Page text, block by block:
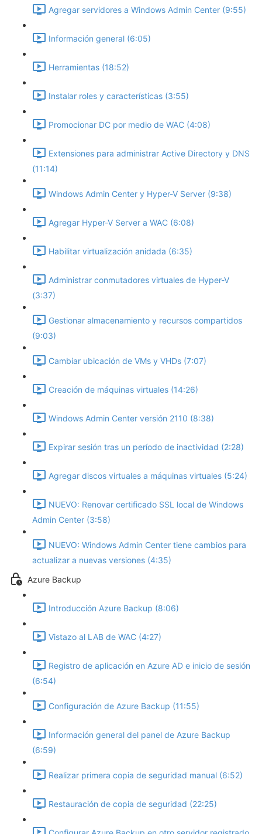
Agregar servidores a Windows Admin Center (9:55)
Información general (6:05)
Herramientas (18:52)
Instalar roles y características (3:55)
Promocionar DC por medio de WAC (4:08)
Extensiones para administrar Active Directory y DNS
(11:14)
Windows Admin Center y Hyper-V Server (9:38)
Agregar Hyper-V Server a WAC (6:08)
Habilitar virtualización anidada (6:35)
Administrar conmutadores virtuales de Hyper-V
(3:37)
Gestionar almacenamiento y recursos compartidos
(9:03)
Cambiar ubicación de VMs y VHDs (7:07)
Creación de máquinas virtuales (14:26)
Windows Admin Center versión 2110 (8:38)
Expirar sesión tras un período de inactividad (2:28)
Agregar discos virtuales a máquinas virtuales (5:24)
NUEVO: Renovar certificado SSL local de Windows
Admin Center (3:58)
NUEVO: Windows Admin Center tiene cambios para
actualizar a nuevas versiones (4:35)
Azure Backup
Introducción Azure Backup (8:06)
Vistazo al LAB de WAC (4:27)
Registro de aplicación en Azure AD e inicio de sesión
(6:54)
Configuración de Azure Backup (11:55)
Información general del panel de Azure Backup
(6:59)
Realizar primera copia de seguridad manual (6:52)
Restauración de copia de seguridad (22:25)